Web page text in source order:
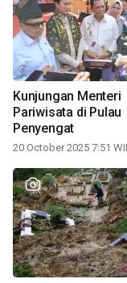
Kunjungan Menteri
Pariwisata di Pulau
Penyengat
20 October 2025 7:51